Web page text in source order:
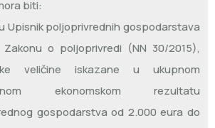
biti:
Upisnik poljoprivrednih gospodarstava
Zakonu o poljoprivredi (NN 30/2015),
veličine iskazane u ukupnom
ekonomskom rezultatu
gospodarstva od 2.000 eura do